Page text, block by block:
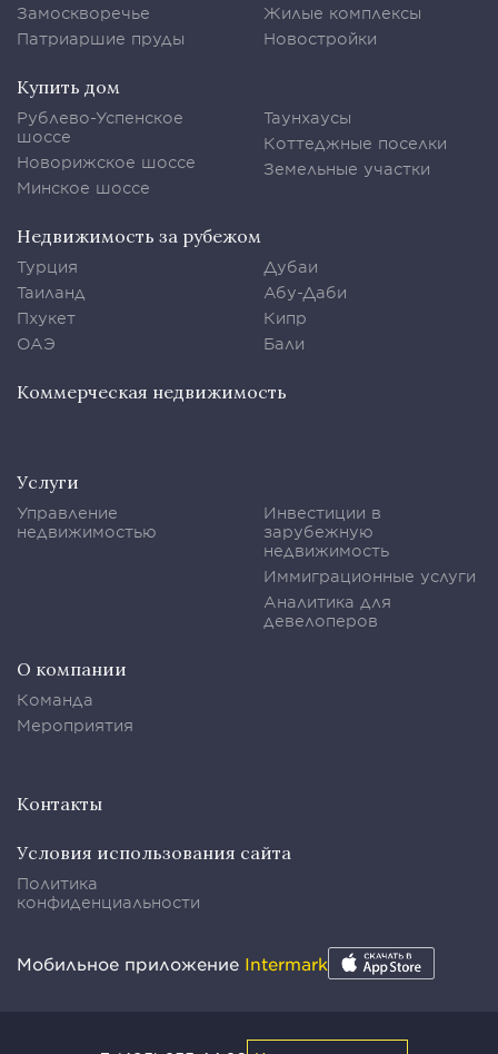
Замоскворечье
Патриаршие пруды
Жилые комплексы
Новостройки
Купить дом
Рублево-Успенское
шоссе
Новорижское шоссе
Минское шоссе
Таунхаусы
Коттеджные поселки
Земельные участки
Недвижимость за рубежом
Турция
Таиланд
Пхукет
ОАЭ
Дубаи
Абу-Даби
Кипр
Бали
Коммерческая недвижимость
Услуги
Управление
недвижимостью
Инвестиции в
зарубежную
недвижимость
Иммиграционные услуги
Аналитика для
девелоперов
О компании
Команда
Мероприятия
Контакты
Условия использования сайта
Политика
конфиденциальности
Мобильное приложение Intermark